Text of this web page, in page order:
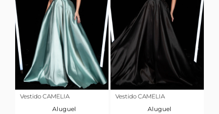
Vestido CAMELIA
Aluguel
Vestido CAMELIA
Aluguel